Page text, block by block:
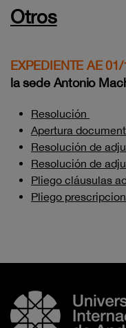
Otros
EXPEDIENTE AE
la sede Antonio
Resolución
Apertura
Resolución de
Resolución de
Pliego cláusulas
Pliego